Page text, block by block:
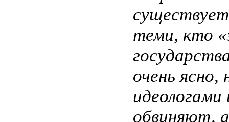
теми, кто
очень
обвиняют,